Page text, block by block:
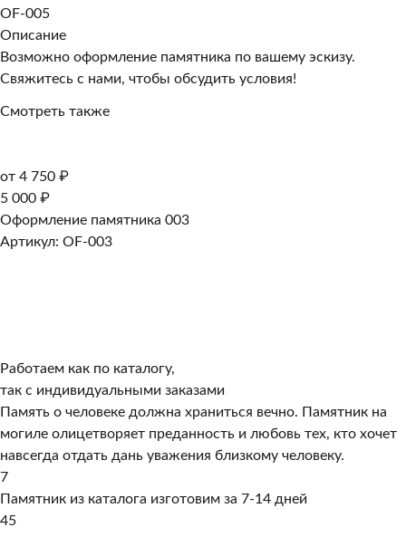
OF-005
Описание
Возможно оформление памятника по вашему эскизу.
Свяжитесь с нами, чтобы обсудить условия!
Смотреть также
от 4 750 ₽
5 000 ₽
Оформление памятника 003
Артикул: OF-003
Работаем как по каталогу,
так с индивидуальными заказами
Память о человеке должна храниться вечно. Памятник на
могиле олицетворяет преданность и любовь тех, кто хочет
навсегда отдать дань уважения близкому человеку.
7
Памятник из каталога изготовим за 7-14 дней
45